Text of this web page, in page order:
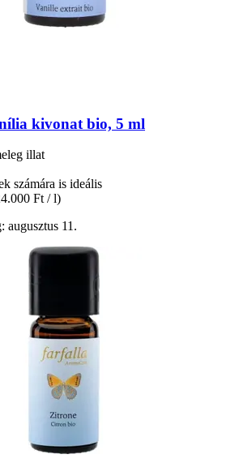
kivonat bio, 5 ml
illat
számára is ideális
Ft / l)
augusztus 11.